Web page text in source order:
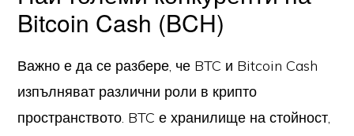
Bitcoin Cash (BCH)
Важно е да се разбере, че BTC и Bitcoin Cash
изпълняват различни роли в крипто
пространството. BTC е хранилище на стойност,